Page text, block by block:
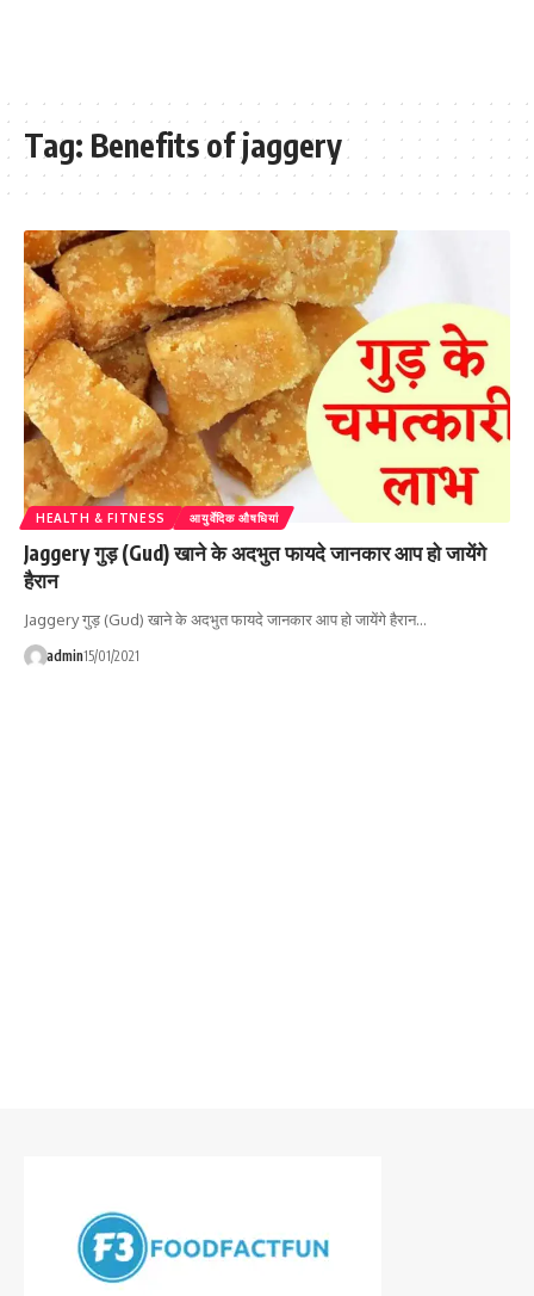
Tag: Benefits of jaggery
HEALTH & FITNESS आयुर्वेदिक औषधियां
Jaggery गुड़ (Gud) खाने के अदभुत फायदे जानकार आप हो जायेंगे
हैरान
Jaggery गुड़ (Gud) खाने के अदभुत फायदे जानकार आप हो जायेंगे हैरान…
admin15/01/2021